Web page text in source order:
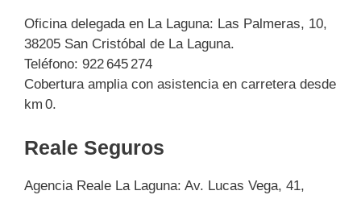
Oficina delegada en La Laguna: Las Palmeras, 10,
38205 San Cristóbal de La Laguna.
Teléfono: 922 645 274
Cobertura amplia con asistencia en carretera desde
km 0.
Reale Seguros
Agencia Reale La Laguna: Av. Lucas Vega, 41,